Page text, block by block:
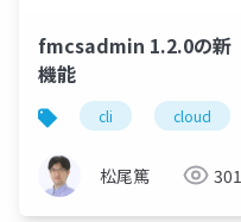
fmcsadmin 1.2.0の新
機能
cli cloud
松尾篤 301